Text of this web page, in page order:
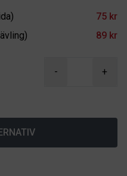
75 kr
89 kr
- +